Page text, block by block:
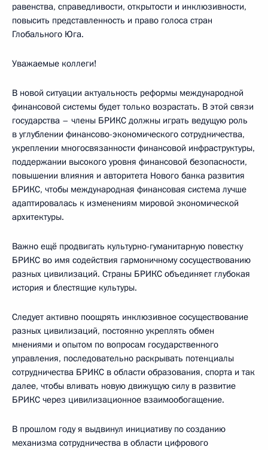
равенства, справедливости, открытости и инклюзивности,
повысить представленность и право голоса стран
Глобального Юга.
Уважаемые коллеги!
В новой ситуации актуальность реформы международной
финансовой системы будет только возрастать. В этой связи
государства – члены БРИКС должны играть ведущую роль
в углублении финансово-экономического сотрудничества,
укреплении многосвязанности финансовой инфраструктуры,
поддержании высокого уровня финансовой безопасности,
повышении влияния и авторитета Нового банка развития
БРИКС, чтобы международная финансовая система лучше
адаптировалась к изменениям мировой экономической
архитектуры.
Важно ещё продвигать культурно-гуманитарную повестку
БРИКС во имя содействия гармоничному сосуществованию
разных цивилизаций. Страны БРИКС объединяет глубокая
история и блестящие культуры.
Следует активно поощрять инклюзивное сосуществование
разных цивилизаций, постоянно укреплять обмен
мнениями и опытом по вопросам государственного
управления, последовательно раскрывать потенциалы
сотрудничества БРИКС в области образования, спорта и так
далее, чтобы вливать новую движущую силу в развитие
БРИКС через цивилизационное взаимообогащение.
В прошлом году я выдвинул инициативу по созданию
механизма сотрудничества в области цифрового